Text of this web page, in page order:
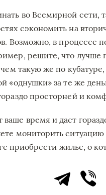
во Всемирной сети,
сэкономить на
Возможно, в процессе
решите, что лучше
такую же по
«однушки» за те же
просторней и
время и даст
мониторить
приобрести жилье, о